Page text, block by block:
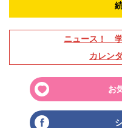
ニュース！
カレン
お